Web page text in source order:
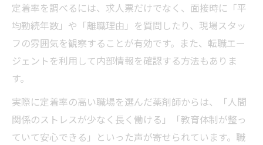
定着率を調べるには、求人票だけでなく、面接時に「平
均勤続年数」や「離職理由」を質問したり、現場スタッ
フの雰囲気を観察することが有効です。また、転職エー
ジェントを利用して内部情報を確認する方法もありま
す。
実際に定着率の高い職場を選んだ薬剤師からは、「人間
関係のストレスが少なく長く働ける」「教育体制が整っ
ていて安心できる」といった声が寄せられています。職